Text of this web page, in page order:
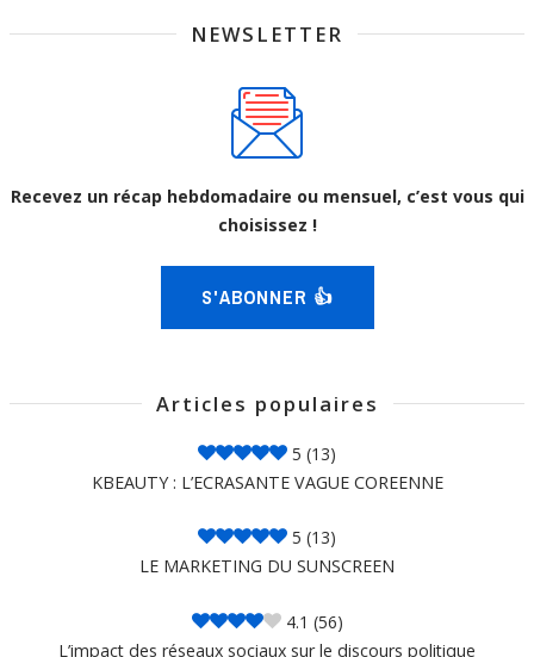
NEWSLETTER
Recevez un récap hebdomadaire ou mensuel, c’est vous qui
choisissez !
S'ABONNER 👍
Articles populaires
5 (13)
KBEAUTY : L’ECRASANTE VAGUE COREENNE
5 (13)
LE MARKETING DU SUNSCREEN
4.1 (56)
L’impact des réseaux sociaux sur le discours politique